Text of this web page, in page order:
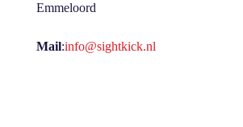
Emmeloord
Mail:info@sightkick.nl